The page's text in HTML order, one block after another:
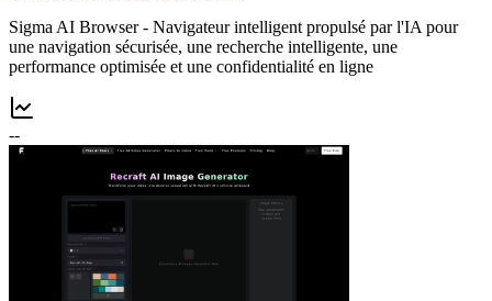
Sigma AI Browser - Navigateur intelligent propulsé par l'IA pour
une navigation sécurisée, une recherche intelligente, une
performance optimisée et une confidentialité en ligne
--